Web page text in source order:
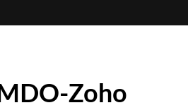
Zoho